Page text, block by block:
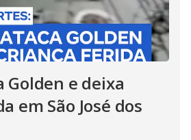
Golden e deixa
em São José dos